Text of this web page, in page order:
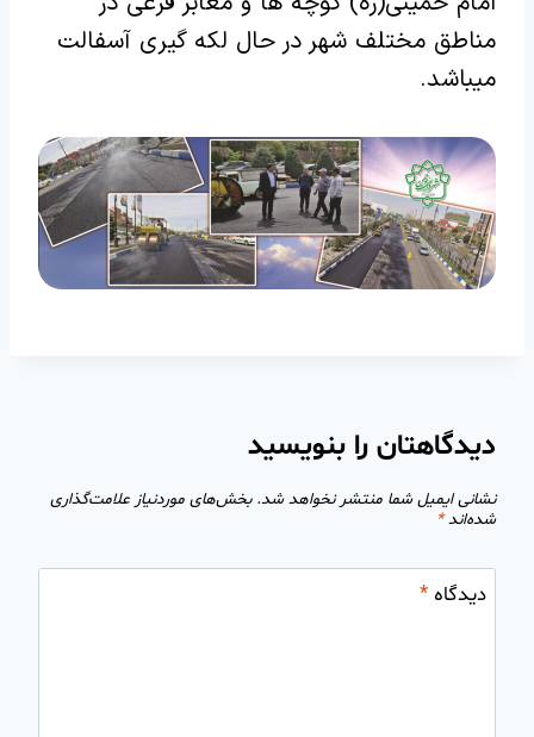
مناطق مختلف شهر در حال لکه گیری آسفالت
میباشد.
دیدگاهتان را بنویسید
نشانی ایمیل شما منتشر نخواهد شد. بخش‌های موردنیاز علامت‌گذاری
شده‌اند*
دیدگاه*